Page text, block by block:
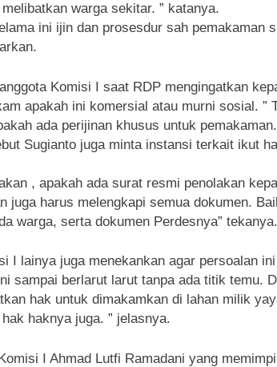
warga sekitar. ” katanya.
ini ijin dan prosesdur sah pemakaman
Komisi I saat RDP mengingatkan
apakah ini komersial atau murni sosial. ”
ada perijinan khusus untuk
Sugianto juga minta instansi terkait ikut
, apakah ada surat resmi penolakan
juga harus melengkapi semua dokumen.
warga, serta dokumen Perdesnya” tekanya.
I lainya juga menekankan agar persoalan
sampai berlarut larut tanpa ada titik temu.
hak untuk dimakamkan di lahan milik
haknya juga. ” jelasnya.
I Ahmad Lutfi Ramadani yang